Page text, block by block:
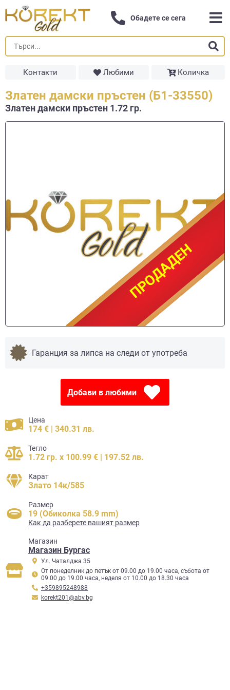
Обадете се сега
Контакти Любими Количка
Златен дамски пръстен (Б1-33550)
Златен дамски пръстен 1.72 гр.
ПРОДАДЕН
ПРОДАДЕН
Гаранция за липса на следи от употреба
Добави в любими
Цена
174 € | 340.31 лв.
Тегло
1.72 гр. x 100.99 € | 197.52 лв.
Карат
Злато 14к/585
Размер
19 (Обиколка 58.9 mm)
Как да разберете вашият размер
Mагазин
Магазин Бургас
Ул. Чаталджа 35
От понеделник до петък от 09.00 до 19.00 часа, събота от
09.00 до 19.00 часа, неделя от 10.00 до 18.30 часа
+359895248988
korekt201@abv.bg